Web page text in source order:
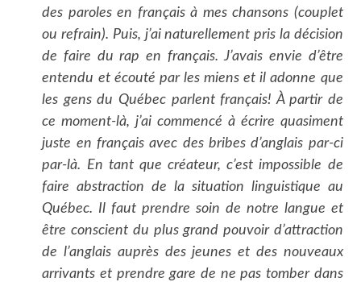
des paroles en français à mes chansons (couplet
ou refrain). Puis, j’ai naturellement pris la décision
de faire du rap en français. J’avais envie d’être
entendu et écouté par les miens et il adonne que
les gens du Québec parlent français! À partir de
ce moment-là, j’ai commencé à écrire quasiment
juste en français avec des bribes d’anglais par-ci
par-là. En tant que créateur, c’est impossible de
faire abstraction de la situation linguistique au
Québec. Il faut prendre soin de notre langue et
être conscient du plus grand pouvoir d’attraction
de l’anglais auprès des jeunes et des nouveaux
arrivants et prendre gare de ne pas tomber dans